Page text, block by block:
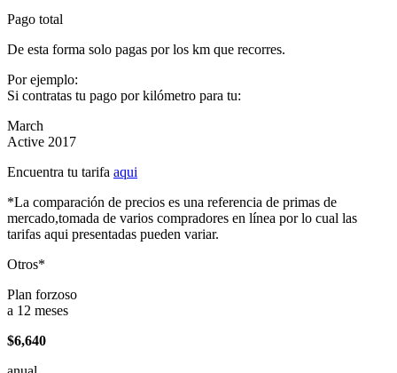
Pago total
De esta forma solo pagas por los km que recorres.
Por ejemplo:
Si contratas tu pago por kilómetro para tu:
March
Active 2017
Encuentra tu tarifa aqui
*La comparación de precios es una referencia de primas de
mercado,tomada de varios compradores en línea por lo cual las
tarifas aqui presentadas pueden variar.
Otros*
Plan forzoso
a 12 meses
$6,640